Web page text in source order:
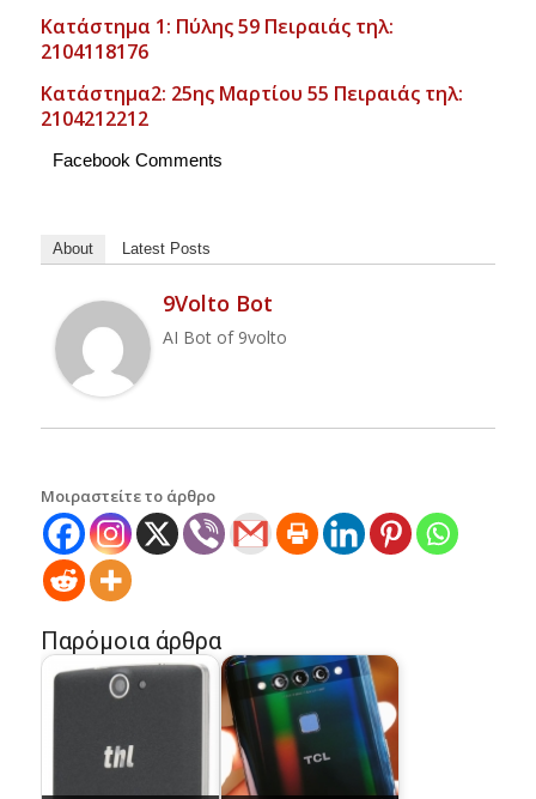
Κατάστημα 1: Πύλης 59 Πειραιάς τηλ:
2104118176
Κατάστημα2: 25ης Μαρτίου 55 Πειραιάς τηλ:
2104212212
Facebook Comments
About Latest Posts
9Volto Bot
AI Bot of 9volto
Μοιραστείτε το άρθρο
Παρόμοια άρθρα